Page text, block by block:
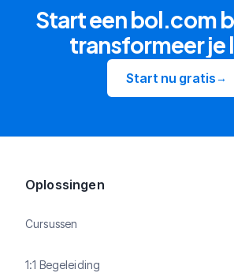
Start een bol.com
transformeer je
Start nu gratis→
Oplossingen
Cursussen
1:1 Begeleiding